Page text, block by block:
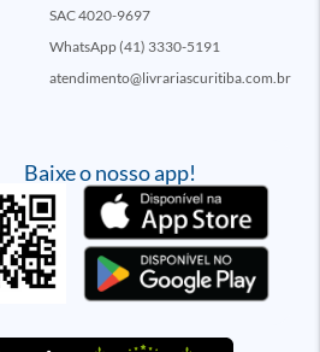
Baixe o nosso app!
SAC 4020-9697
WhatsApp (41) 3330-5191
atendimento@livrariascuritiba.com.br